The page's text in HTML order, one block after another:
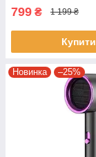
799 ₴ 1 199 ₴
Купити
Новинка –25%